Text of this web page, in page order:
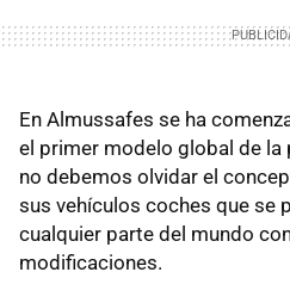
En Almussafes se ha
el primer modelo global de la
no debemos olvidar el
sus vehículos coches que se
cualquier parte del mundo
modificaciones.